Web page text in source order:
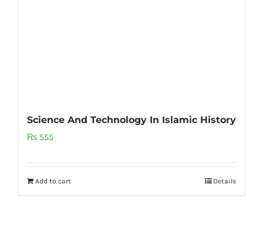
Science And Technology In Islamic History
₨ 555
Add to cart Details